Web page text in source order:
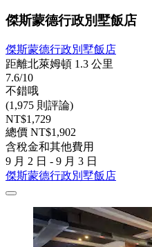
傑斯蒙德行政別墅飯店
傑斯蒙德行政別墅飯店
距離北萊姆頓 1.3 公里
7.6/10
不錯哦
(1,975 則評論)
NT$1,729
總價 NT$1,902
含稅金和其他費用
9 月 2 日 - 9 月 3 日
傑斯蒙德行政別墅飯店